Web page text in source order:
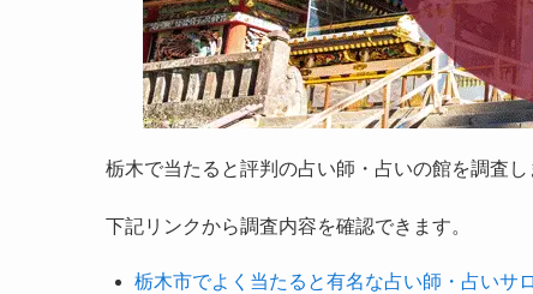
栃木で当たると評判の占い師・占いの館を調査し
下記リンクから調査内容を確認できます。
栃木市でよく当たると有名な占い師・占いサ